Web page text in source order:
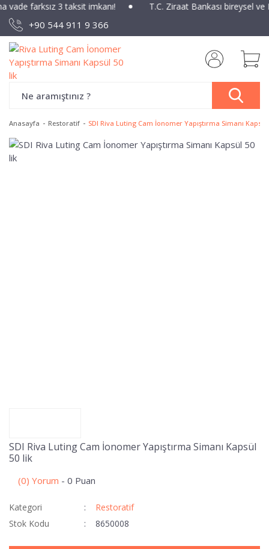
vade farksız 3 taksit imkanı! T.C. Ziraat Bankası bireysel
+90 544 911 9 366
Anasayfa Restoratif SDI Riva Luting Cam İonomer Yapıştırma Simanı
SDI Riva Luting Cam İonomer Yapıştırma Simanı Kapsül
50 lik
(0) Yorum - 0 Puan
Kategori
Restoratif
Stok Kodu
8650008